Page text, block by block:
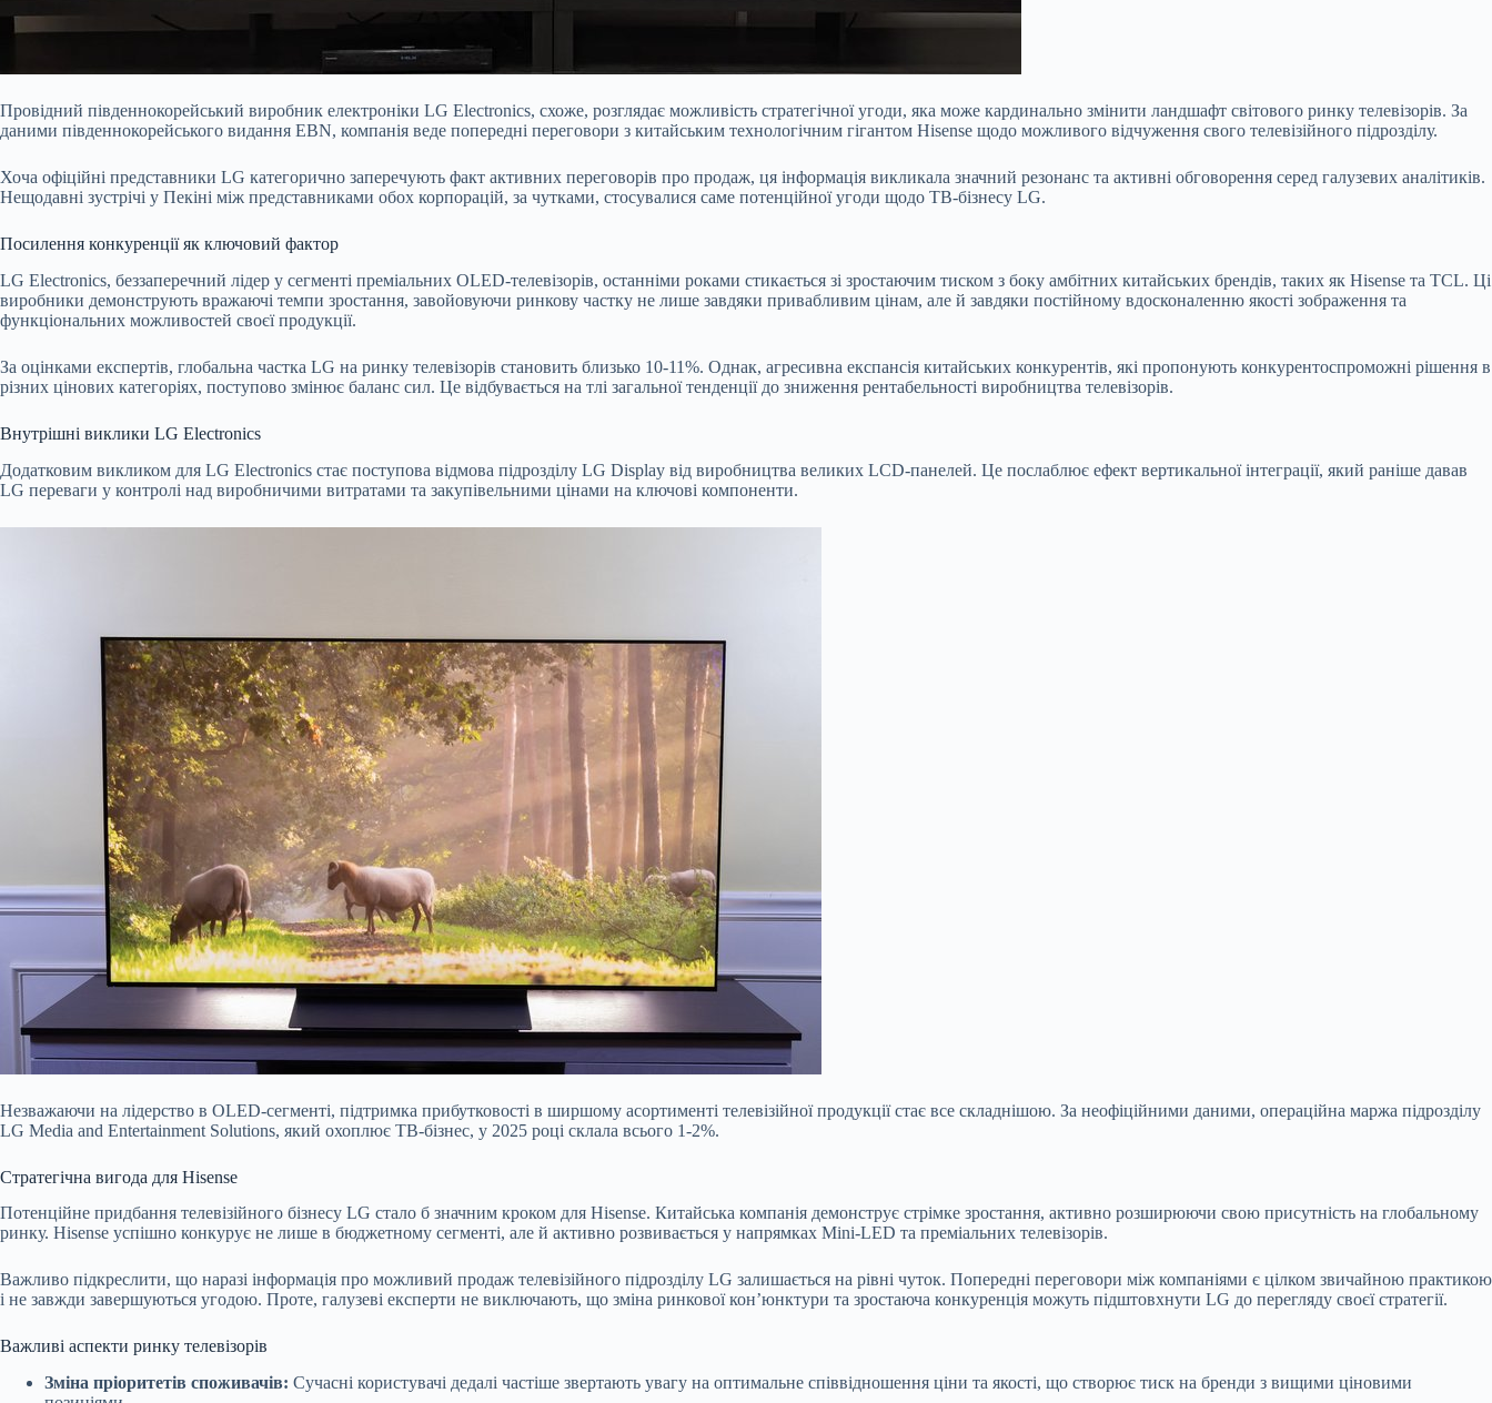
Провідний південнокорейський виробник електроніки LG Electronics, схоже, розглядає можливість стратегічної угоди, яка може кардинально змінити ландшафт світового ринку телевізорів. За
даними південнокорейського видання EBN, компанія веде попередні переговори з китайським технологічним гігантом Hisense щодо можливого відчуження свого телевізійного підрозділу.
Хоча офіційні представники LG категорично заперечують факт активних переговорів про продаж, ця інформація викликала значний резонанс та активні обговорення серед галузевих аналітиків.
Нещодавні зустрічі у Пекіні між представниками обох корпорацій, за чутками, стосувалися саме потенційної угоди щодо ТВ-бізнесу LG.
Посилення конкуренції як ключовий фактор
LG Electronics, беззаперечний лідер у сегменті преміальних OLED-телевізорів, останніми роками стикається зі зростаючим тиском з боку амбітних китайських брендів, таких як Hisense та TCL. Ці
виробники демонструють вражаючі темпи зростання, завойовуючи ринкову частку не лише завдяки привабливим цінам, але й завдяки постійному вдосконаленню якості зображення та
функціональних можливостей своєї продукції.
За оцінками експертів, глобальна частка LG на ринку телевізорів становить близько 10-11%. Однак, агресивна експансія китайських конкурентів, які пропонують конкурентоспроможні рішення в
різних цінових категоріях, поступово змінює баланс сил. Це відбувається на тлі загальної тенденції до зниження рентабельності виробництва телевізорів.
Внутрішні виклики LG Electronics
Додатковим викликом для LG Electronics стає поступова відмова підрозділу LG Display від виробництва великих LCD-панелей. Це послаблює ефект вертикальної інтеграції, який раніше давав
LG переваги у контролі над виробничими витратами та закупівельними цінами на ключові компоненти.
Незважаючи на лідерство в OLED-сегменті, підтримка прибутковості в ширшому асортименті телевізійної продукції стає все складнішою. За неофіційними даними, операційна маржа підрозділу
LG Media and Entertainment Solutions, який охоплює ТВ-бізнес, у 2025 році склала всього 1-2%.
Стратегічна вигода для Hisense
Потенційне придбання телевізійного бізнесу LG стало б значним кроком для Hisense. Китайська компанія демонструє стрімке зростання, активно розширюючи свою присутність на глобальному
ринку. Hisense успішно конкурує не лише в бюджетному сегменті, але й активно розвивається у напрямках Mini-LED та преміальних телевізорів.
Важливо підкреслити, що наразі інформація про можливий продаж телевізійного підрозділу LG залишається на рівні чуток. Попередні переговори між компаніями є цілком звичайною практикою
і не завжди завершуються угодою. Проте, галузеві експерти не виключають, що зміна ринкової кон’юнктури та зростаюча конкуренція можуть підштовхнути LG до перегляду своєї стратегії.
Важливі аспекти ринку телевізорів
Зміна пріоритетів споживачів: Сучасні користувачі дедалі частіше звертають увагу на оптимальне співвідношення ціни та якості, що створює тиск на бренди з вищими ціновими